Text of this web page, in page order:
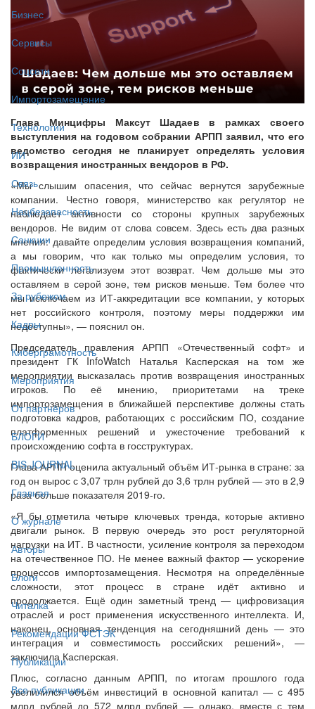
Бизнес
Сервисы
Соцсети
Импортозамещение
Технологии
ИИ
Связь
Нацбезопасность
Санкции
Промышленность
За рубежом
Кадры
Киберграмотность
Мероприятия
От партнёров
БЛОГИ
BIS JOURNAL
Главная
О журнале
Авторы
Блоги
Читалка
Рекомендации ФСТЭК
Публикации
Все публикации
Глава Минцифры Максут Шадаев в рамках своего
выступления на годовом собрании АРПП заявил, что его
ведомство сегодня не планирует определять условия
возвращения иностранных вендоров в РФ.
«Мы слышим опасения, что сейчас вернутся зарубежные
компании. Честно говоря, министерство как регулятор не
наблюдает активности со стороны крупных зарубежных
вендоров. Не видим от слова совсем. Здесь есть два разных
мнения: давайте определим условия возвращения компаний,
а мы говорим, что как только мы определим условия, то
фактически легализуем этот возврат. Чем дольше мы это
оставляем в серой зоне, тем рисков меньше. Тем более что
мы исключаем из ИТ-аккредитации все компании, у которых
нет российского контроля, поэтому меры поддержки им
недоступны», — пояснил он.
Председатель правления АРПП «Отечественный софт» и
президент ГК InfoWatch Наталья Касперская на том же
мероприятии высказалась против возвращения иностранных
игроков. По её мнению, приоритетами на треке
импортозамещения в ближайшей перспективе должны стать
подготовка кадров, работающих с российским ПО, создание
платформенных решений и ужесточение требований к
происхождению софта в госструктурах.
Глава АРПП оценила актуальный объём ИТ-рынка в стране: за
год он вырос с 3,07 трлн рублей до 3,6 трлн рублей — это в 2,9
раза больше показателя 2019-го.
«Я бы отметила четыре ключевых тренда, которые активно
двигали рынок. В первую очередь это рост регуляторной
нагрузки на ИТ. В частности, усиление контроля за переходом
на отечественное ПО. Не менее важный фактор — ускорение
процессов импортозамещения. Несмотря на определённые
сложности, этот процесс в стране идёт активно и
продолжается. Ещё один заметный тренд — цифровизация
отраслей и рост применения искусственного интеллекта. И,
наконец, основная тенденция на сегодняшний день — это
интеграция и совместимость российских решений», —
заключила Касперская.
Плюс, согласно данным АРПП, по итогам прошлого года
увеличился объём инвестиций в основной капитал — с 495
млрд рублей до 572 млрд рублей — однако, вместе с тем